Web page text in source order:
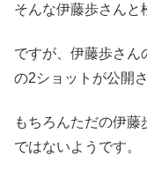
そんな伊藤歩さんと
ですが、伊藤歩さん
の2ショットが公開
もちろんただの伊藤
ではないようです。